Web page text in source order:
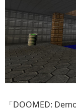
「DOOMED: